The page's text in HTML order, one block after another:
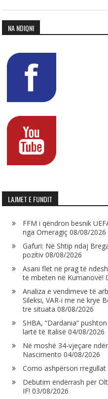
NA NDIQNI
LAJMET E FUNDIT
FFM i qëndron besnik
nga Omeragiç 08/08/2026
Gafuri: Në Shtip ndaj
pozitiv 08/08/2026
Asani flet në prag të
të mbeten në Kumanovë!
Analiza e vendimeve të
Sileksi, VAR-i me në krye
tre situata 08/08/2026
SHBA, “Dardania”
lartë të Italisë 04/08/2026
Në moshë 34-vjeçare
Nascimento 04/08/2026
Como ashpërson
Debutim ëndërrash për
IF! 03/08/2026